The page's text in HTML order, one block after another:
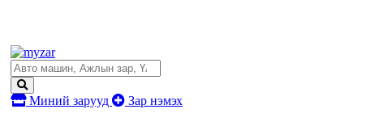
Миний зарууд Зар нэмэх